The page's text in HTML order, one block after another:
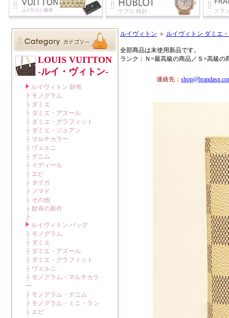
ルイヴィトン ＞ ルイヴィトン ダミエ
全部商品は未使用新品です。
ランク：Ｎ=最高級の商品／Ｓ=高級の
連絡先：